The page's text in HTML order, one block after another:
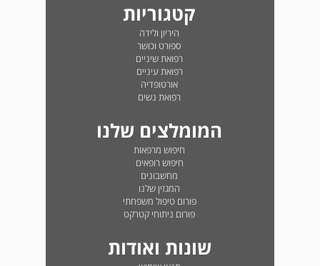
קטגוריות
היריון ולידה
ספורט וכושר
רפואת שיניים
רפואת עיניים
אורטופדיה
רפואת נשים
המומלצים שלנו
חיפוש מרפאות
חיפוש רופאים
מחשבונים
המגזין שלנו
פורום טיפול משפחתי
פורום ניתוחי קטרקט
שונות ואודות